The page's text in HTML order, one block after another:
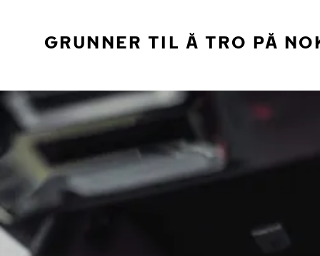
GRUNNER TIL Å TRO PÅ